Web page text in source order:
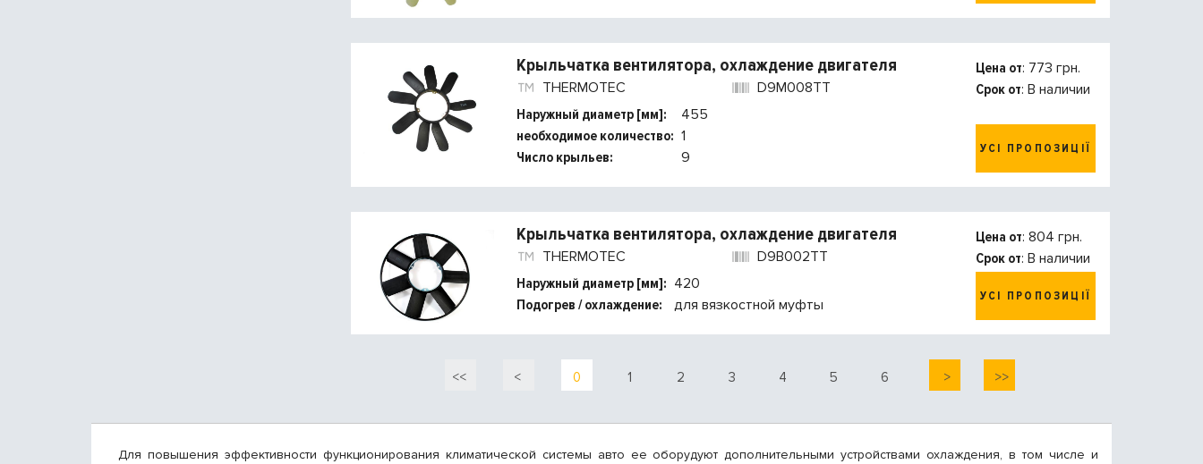
Крыльчатка вентилятора, охлаждение двигателя
THERMOTEC
D9M008TT
Наружный диаметр [мм]:
455
необходимое количество: 1
Число крыльев:
9
Цена от: 773 грн.
Срок от: В наличии
УСІ ПРОПОЗИЦІЇ
Крыльчатка вентилятора, охлаждение двигателя
THERMOTEC
D9B002TT
Наружный диаметр [мм]: 420
Подогрев / охлаждение:
для вязкостной муфты
Цена от: 804 грн.
Срок от: В наличии
УСІ ПРОПОЗИЦІЇ
<< < 0 1 2 3 4 5 6 > >>
Для повышения эффективности функционирования климатической системы авто ее оборудуют дополнительными устройствами охлаждения, в том числе и